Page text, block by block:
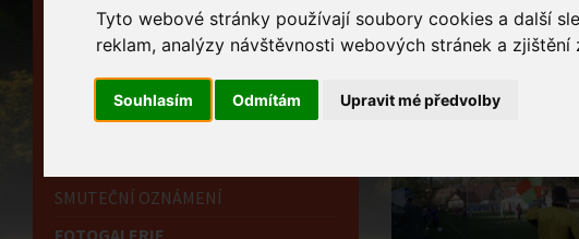
Tyto webové stránky používají soubory cookies a další
reklam, analýzy návštěvnosti webových stránek a zjištění
Souhlasím Odmítám Upravit mé předvolby
HLAVNÍ STRÁNKA
OBECNÍ ÚŘAD
HISTORIE
INFORMAČNÍ CENTRUM
SMUTEČNÍ OZNÁMENÍ
FOTOGALERIE